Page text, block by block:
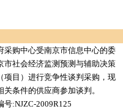
采购中心受南京市信息中心的委
市社会经济监测预测与辅助决策
项目）进行竞争性谈判采购，现
关条件的供应商参加谈判。
号:NJZC-2009R125